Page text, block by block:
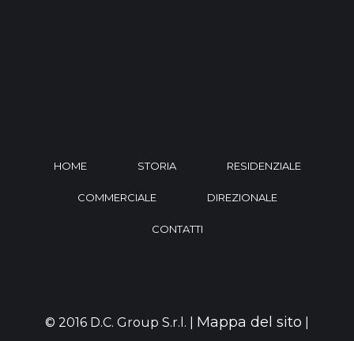
HOME STORIA RESIDENZIALE
COMMERCIALE DIREZIONALE
CONTATTI
© 2016 D.C. Group S.r.l. | Mappa del sito